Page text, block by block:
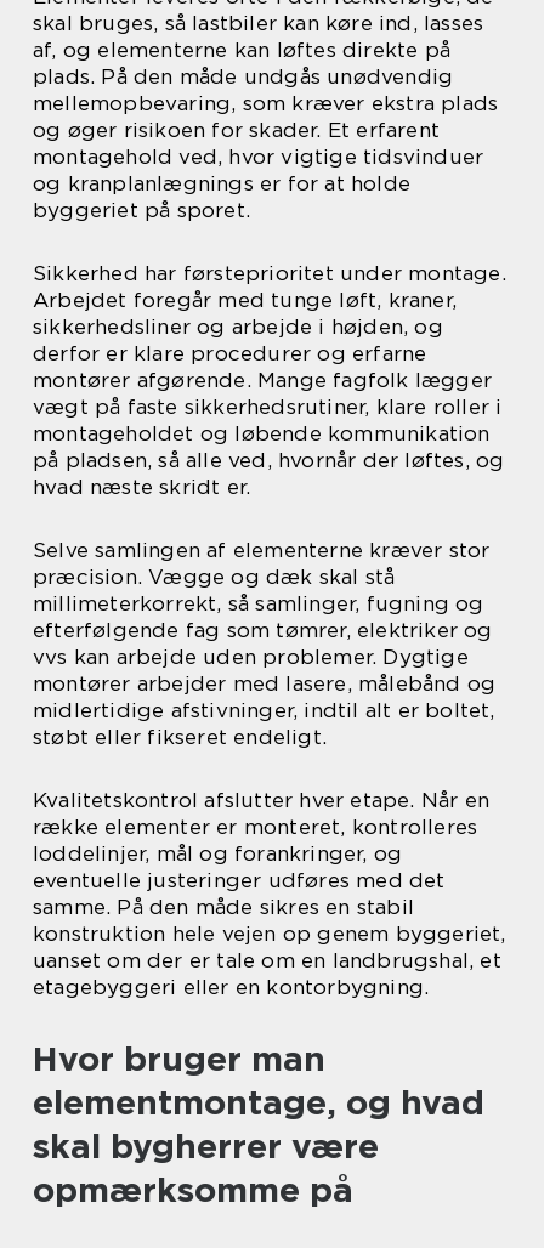
skal bruges, så lastbiler kan køre ind, lasses
af, og elementerne kan løftes direkte på
plads. På den måde undgås unødvendig
mellemopbevaring, som kræver ekstra plads
og øger risikoen for skader. Et erfarent
montagehold ved, hvor vigtige tidsvinduer
og kranplanlægnings er for at holde
byggeriet på sporet.
Sikkerhed har førsteprioritet under montage.
Arbejdet foregår med tunge løft, kraner,
sikkerhedsliner og arbejde i højden, og
derfor er klare procedurer og erfarne
montører afgørende. Mange fagfolk lægger
vægt på faste sikkerhedsrutiner, klare roller i
montageholdet og løbende kommunikation
på pladsen, så alle ved, hvornår der løftes, og
hvad næste skridt er.
Selve samlingen af elementerne kræver stor
præcision. Vægge og dæk skal stå
millimeterkorrekt, så samlinger, fugning og
efterfølgende fag som tømrer, elektriker og
vvs kan arbejde uden problemer. Dygtige
montører arbejder med lasere, målebånd og
midlertidige afstivninger, indtil alt er boltet,
støbt eller fikseret endeligt.
Kvalitetskontrol afslutter hver etape. Når en
række elementer er monteret, kontrolleres
loddelinjer, mål og forankringer, og
eventuelle justeringer udføres med det
samme. På den måde sikres en stabil
konstruktion hele vejen op genem byggeriet,
uanset om der er tale om en landbrugshal, et
etagebyggeri eller en kontorbygning.
Hvor bruger man
elementmontage, og hvad
skal bygherrer være
opmærksomme på